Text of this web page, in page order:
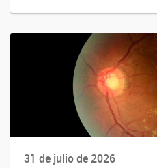
31 de julio de 2026